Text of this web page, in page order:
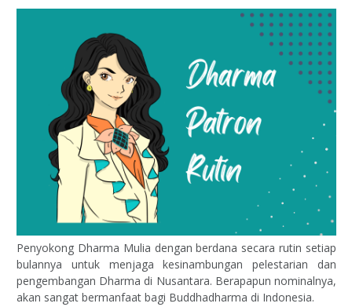
Penyokong Dharma Mulia dengan berdana secara rutin setiap
bulannya untuk menjaga kesinambungan pelestarian dan
pengembangan Dharma di Nusantara. Berapapun nominalnya,
akan sangat bermanfaat bagi Buddhadharma di Indonesia.